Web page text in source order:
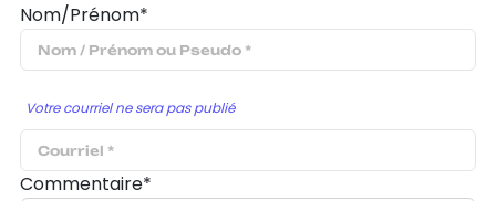
Nom/Prénom*
Votre courriel ne sera pas publié
Commentaire*